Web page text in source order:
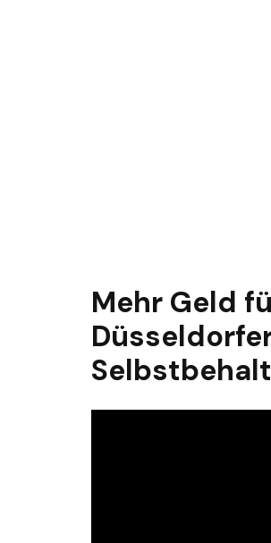
Mehr Geld